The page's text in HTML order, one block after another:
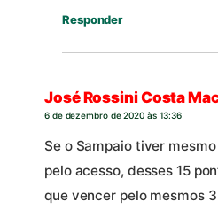
Responder
José Rossini Costa
6 de dezembro de 2020 às 13:36
Se o Sampaio tiver
pelo acesso, desses 15
que vencer pelo mesmos